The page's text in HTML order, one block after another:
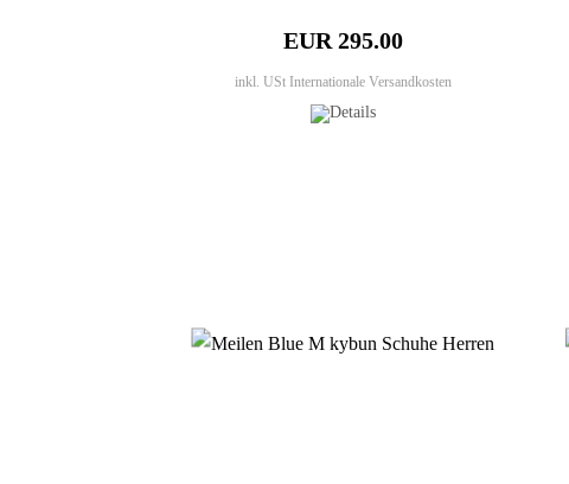
EUR 295.00
inkl. USt Internationale Versandkosten